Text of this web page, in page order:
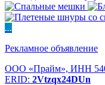
...
Рекламное объявление
ООО «Прайм», ИНН
ERID: 2Vtzqx24DUn